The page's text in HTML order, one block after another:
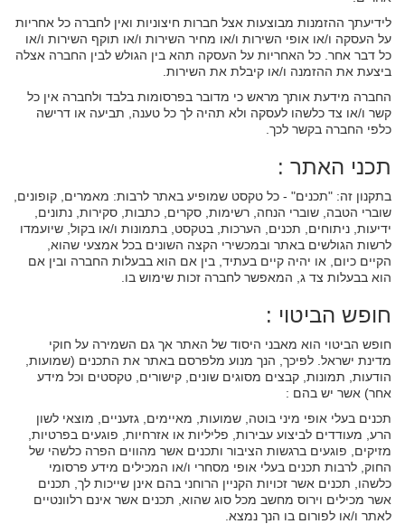
לידיעתך ההזמנות מבוצעות אצל חברות חיצוניות ואין לחברה כל אחריות
על העסקה ו/או אופי השירות ו/או מחיר השירות ו/או תוקף השירות ו/או
כל דבר אחר. כל האחריות על העסקה תהא בין הגולש לבין החברה אצלה
ביצעת את ההזמנה ו/או קיבלת את השירות.
החברה מידעת אותך מראש כי מדובר בפרסומות בלבד ולחברה אין כל
קשר ו/או צד כלשהו לעסקה ולא תהיה לך כל טענה, תביעה או דרישה
כלפי החברה בקשר לכך.
תכני האתר :
בתקנון זה: "תכנים" - כל טקסט שמופיע באתר לרבות: מאמרים, קופונים,
שוברי הטבה, שוברי הנחה, רשימות, סקרים, כתבות, סקירות, נתונים,
ידיעות, ניתוחים, תכנים, הערכות, בטקסט, בתמונות ו/או בקול, שיועמדו
לרשות הגולשים באתר ובמכשירי הקצה השונים בכל אמצעי שהוא,
הקיים כיום, או יהיה קיים בעתיד, בין אם הוא בבעלות החברה ובין אם
הוא בבעלות צד ג, המאפשר לחברה זכות שימוש בו.
חופש הביטוי :
חופש הביטוי הוא מאבני היסוד של האתר אך גם השמירה על חוקי
מדינת ישראל. לפיכך, הנך מנוע מלפרסם באתר את התכנים (שמועות,
הודעות, תמונות, קבצים מסוגים שונים, קישורים, טקסטים וכל מידע
אחר) אשר יש בהם :
תכנים בעלי אופי מיני בוטה, שמועות, מאיימים, גזעניים, מוצאי לשון
הרע, מעודדים לביצוע עבירות, פליליות או אזרחיות, פוגעים בפרטיות,
מזיקים, פוגעים ברגשות הציבור ותכנים אשר מהווים הפרה כלשהי של
החוק, לרבות תכנים בעלי אופי מסחרי ו/או המכילים מידע פרסומי
כלשהו, תכנים אשר זכויות הקניין הרוחני בהם אינן שייכות לך, תכנים
אשר מכילים וירוס מחשב מכל סוג שהוא, תכנים אשר אינם רלוונטיים
לאתר ו/או לפורום בו הנך נמצא.